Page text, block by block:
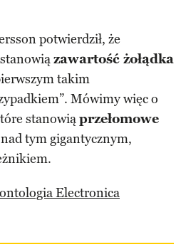
potwierdził, że
zawartość żołądka
takim
Mówimy więc o
stanowiąprzełomowe
tym gigantycznym,
Electronica